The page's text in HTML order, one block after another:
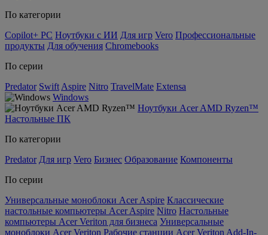
По категории
Copilot+ PC Ноутбуки с ИИ Для игр Vero Профессиональные
продукты Для обучения Chromebooks
По серии
Predator Swift Aspire Nitro TravelMate Extensa
Windows
Ноутбуки Acer AMD Ryzen™
Настольные ПК
По категории
Predator Для игр Vero Бизнес Образование Компоненты
По серии
Универсальные моноблоки Acer Aspire Классические
настольные компьютеры Acer Aspire Nitro Настольные
компьютеры Acer Veriton для бизнеса Универсальные
моноблоки Acer Veriton Рабочие станции Acer Veriton Add-In-